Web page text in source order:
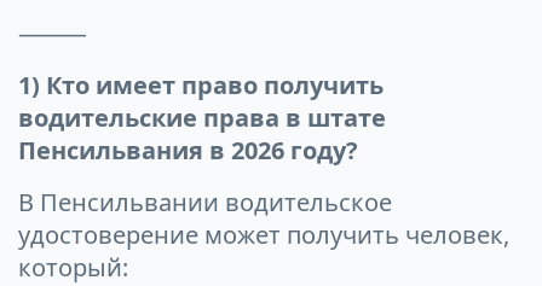
⸻
1) Кто имеет право получить
водительские права в штате
Пенсильвания в 2026 году?
В Пенсильвании водительское
удостоверение может получить человек,
который: